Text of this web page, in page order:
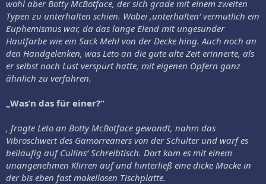
wohl aber Botty McBotface, der sich grade mit einem zweiten
Typen zu unterhalten schien. Wobei ‚unterhalten‘ vermutlich ein
Euphemismus war, da das lange Elend mit ungesunder
Hautfarbe wie ein Sack Mehl von der Decke hing. Auch noch an
den Handgelenken, was Leto an die gute alte Zeit erinnerte, als
er selbst noch Lust verspürt hatte, mit eigenen Opfern ganz
ähnlich zu verfahren.
„Was’n das für einer?“
, fragte Leto an Botty McBotface gewandt, nahm das
Vibroschwert des Gamorreaners von der Schulter und warf es
beiläufig auf Cullins‘ Schreibtisch. Dort kam es mit einem
unangenehmen Klirren auf und hinterließ eine dicke Macke in
der bis eben fast makellosen Tischplatte.